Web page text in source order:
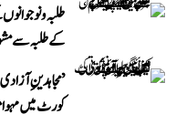
طلبہ و
کے طلبہ سے
’مجاہدینِ
کورٹ میں